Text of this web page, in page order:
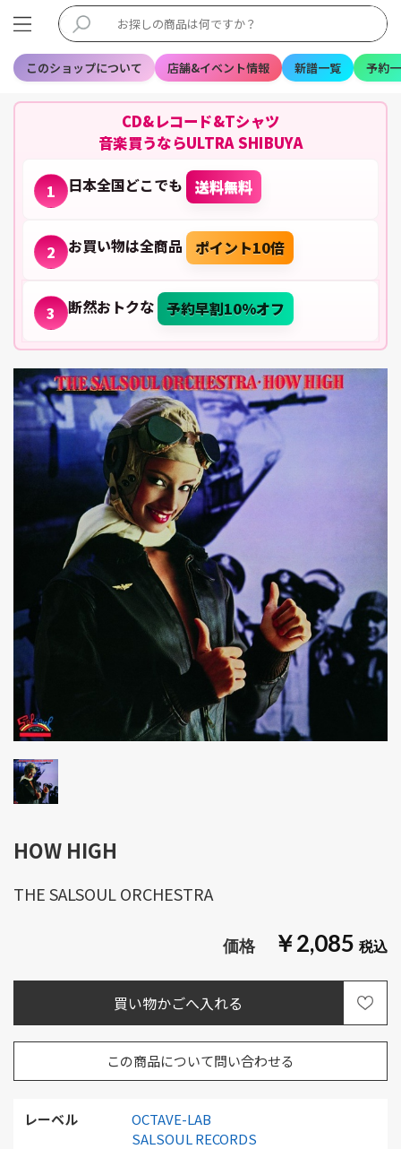
このショップについて 店舗&イベント情報 新譜一覧 予約
CD&レコード&Tシャツ
音楽買うならULTRA SHIBUYA
1 日本全国どこでも 送料無料
2 お買い物は全商品 ポイント10倍
3 断然おトクな 予約早割10%オフ
HOW HIGH
￥2,085
レーベル
OCTAVE-LAB
SALSOUL RECORDS
この商品について問い合わせる
THE SALSOUL ORCHESTRA